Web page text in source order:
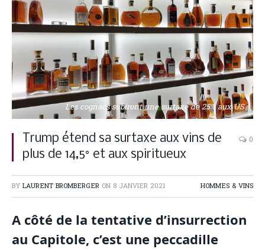
Les cognacs subiront une surtaxe de 25% aux US
Trump étend sa surtaxe aux vins de
plus de 14,5° et aux spiritueux
0
BY LAURENT BROMBERGER ON 8 JANVIER 2021 HOMMES & VINS
A côté de la tentative d’insurrection
au Capitole, c’est une peccadille